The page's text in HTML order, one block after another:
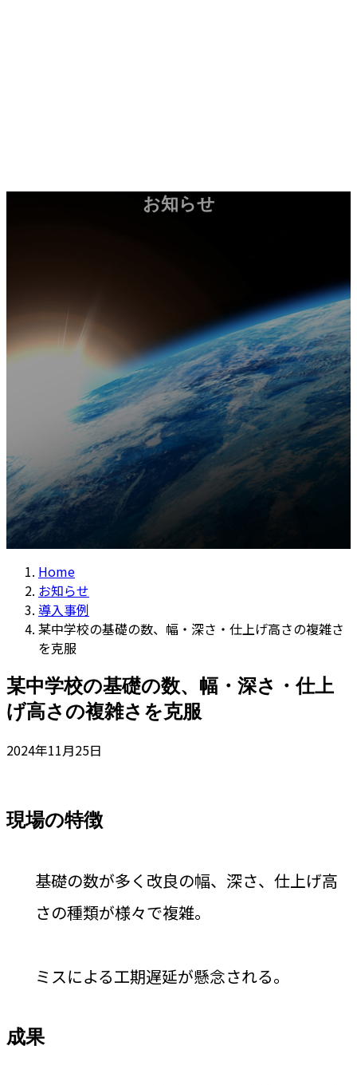
ス
キ
ッ
ン
に
移
実績紹介
お知らせ
お知らせ
Home
お知らせ
導入事例
某中学校の基礎の数、幅・深さ・仕上げ高さの複雑さ
を克服
某中学校の基礎の数、幅・深さ・仕上
げ高さの複雑さを克服
2024年11月25日
現場の特徴
基礎の数が多く改良の幅、深さ、仕上げ高
さの種類が様々で複雑。
ミスによる工期遅延が懸念される。
成果